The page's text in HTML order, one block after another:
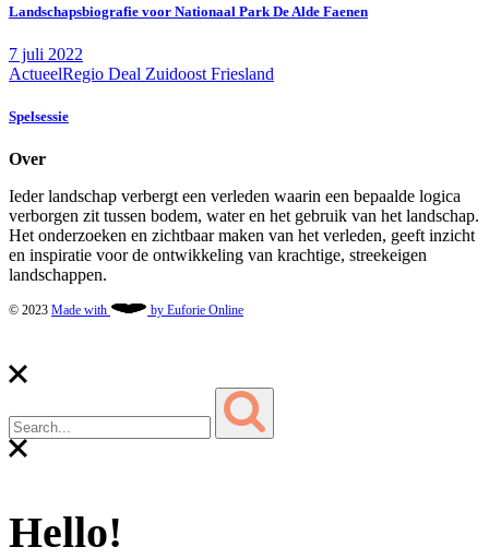
Landschapsbiografie voor Nationaal Park De Alde Faenen
7 juli 2022
ActueelRegio Deal Zuidoost Friesland
Spelsessie
Over
Ieder landschap verbergt een verleden waarin een bepaalde logica
verborgen zit tussen bodem, water en het gebruik van het landschap.
Het onderzoeken en zichtbaar maken van het verleden, geeft inzicht
en inspiratie voor de ontwikkeling van krachtige, streekeigen
landschappen.
© 2023 Made with by Euforie Online
Hello!